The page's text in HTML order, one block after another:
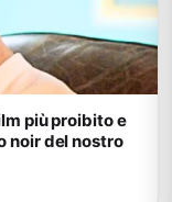
più proibito e
noir del nostro